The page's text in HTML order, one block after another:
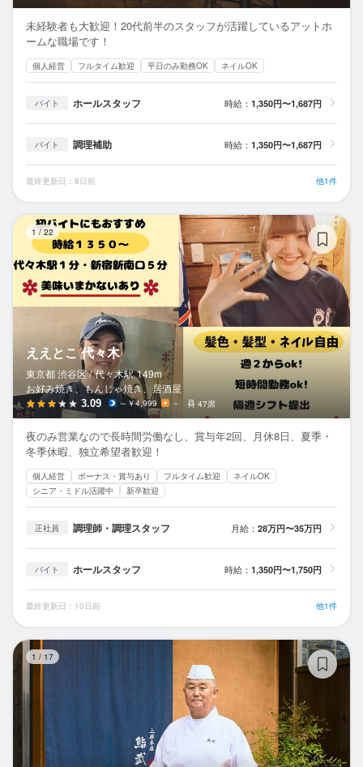
未経験者も大歓迎！20代前半のスタッフが活躍しているアットホ
ームな職場です！
個人経営 フルタイム歓迎 平日のみ勤務OK ネイルOK
バイト ホールスタッフ 時給： 1,350円〜1,687円
バイト 調理補助 時給： 1,350円〜1,687円
最終更新日：8日前 他1件
1 /22
ええとこ 代々木
東京都 渋谷区 / 代々木駅 149m
お好み焼き、もんじゃ焼き、居酒屋
3.09 ～￥4,999 － 47席
夜のみ営業なので長時間労働なし、賞与年2回、月休8日、夏季・
冬季休暇、独立希望者歓迎！
個人経営 ボーナス・賞与あり フルタイム歓迎
ネイルOK
シニア・ミドル活躍中
新卒歓迎
正社員 調理師・調理スタッフ 月給： 28万円〜35万円
バイト ホールスタッフ 時給： 1,350円〜1,750円
最終更新日：10日前 他1件
1 / 17